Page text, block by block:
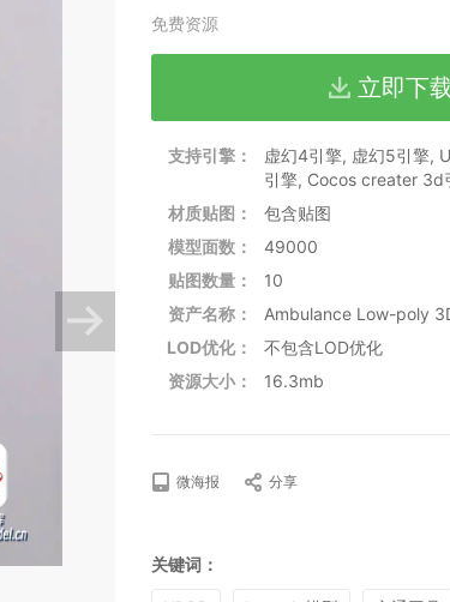
使其能够无缝融入任何环境。 《Ambulance Low-poly 3D
model》兼容Unity URP、Unity HDRP
味着您可以轻松将其集成到现有的项目
UV映射：UV展开模型，允许重叠。
材质与纹理：PBR（基于物理渲染）
绑定：已绑定，包括可打开的车门、
LOD信息
无LOD
材质纹理信息
材质：使用PBR材质。
纹理：包含基础颜色、法线贴图、粗
PBR纹理。
免费资源
立即下
支持引擎：
虚幻4引擎, 虚幻5引擎,
引擎, Cocos creater 3d
材质贴图：
包含贴图
模型面数：
49000
贴图数量：
10
资产名称：
Ambulance Low-poly
LOD优化：
不包含LOD优化
资源大小：
16.3mb
微海报 分享
关键词：